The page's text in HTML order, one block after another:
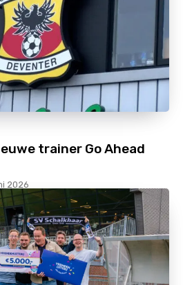
trainer Go Ahead
2026